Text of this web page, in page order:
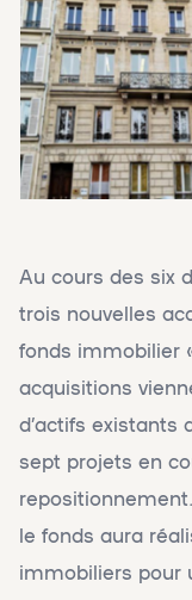
Au cours des six
trois nouvelles
fonds immobilier
acquisitions
d’actifs existants
sept projets en
le fonds aura
immobiliers pour